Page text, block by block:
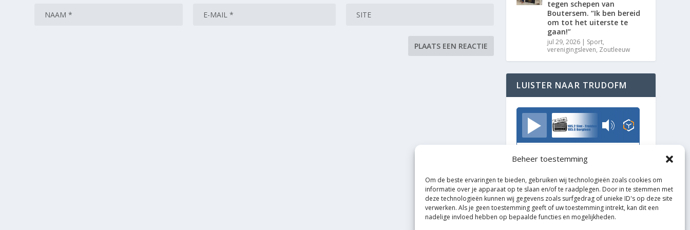
Beheer toestemming
Om de beste ervaringen te bieden, gebruiken wij technologieën zoals cookies om
informatie over je apparaat op te slaan en/of te raadplegen. Door in te stemmen met
deze technologieën kunnen wij gegevens zoals surfgedrag of unieke ID's op deze site
verwerken. Als je geen toestemming geeft of uw toestemming intrekt, kan dit een
nadelige invloed hebben op bepaalde functies en mogelijkheden.
tegen schepen van
Boutersem. “Ik ben bereid
om tot het uiterste te
gaan!”
jul 29, 2026 | Sport,
verenigingsleven, Zoutleeuw
LUISTER NAAR TRUDOFM
TrudoFM